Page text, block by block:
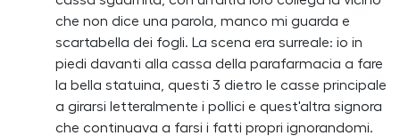
che non dice una parola, manco mi guarda e
scartabella dei fogli. La scena era surreale: io in
piedi davanti alla cassa della parafarmacia a fare
la bella statuina, questi 3 dietro le casse principale
a girarsi letteralmente i pollici e quest'altra signora
che continuava a farsi i fatti propri ignorandomi.